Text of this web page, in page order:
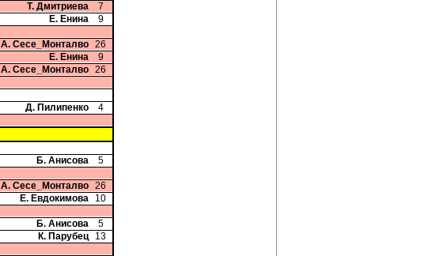
Т. Дмитриева
7
Е. Енина
9
А. Сесе_Монталво 26
Е. Енина
9
А. Сесе_Монталво 26
Д. Пилипенко
4
Б. Анисова
5
А. Сесе_Монталво 26
Е. Евдокимова
10
Б. Анисова
5
К. Парубец
13